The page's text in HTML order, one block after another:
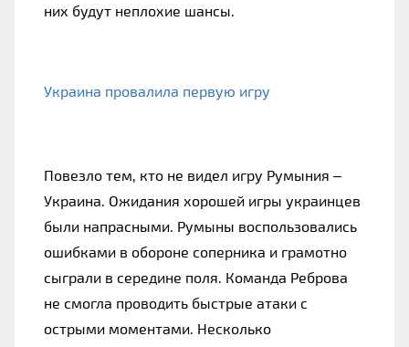
них будут неплохие шансы.
Украина провалила первую игру
Повезло тем, кто не видел игру Румыния –
Украина. Ожидания хорошей игры украинцев
были напрасными. Румыны воспользовались
ошибками в обороне соперника и грамотно
сыграли в середине поля. Команда Реброва
не смогла проводить быстрые атаки с
острыми моментами. Несколько